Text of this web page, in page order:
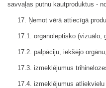
savvaļas putnu kautproduktus -
17. Ņemot vērā attiecīgā
17.1. organoleptisko (vizuālo,
17.2. palpāciju, iekšējo
17.3. izmeklējumus
17.4. izmeklējumus